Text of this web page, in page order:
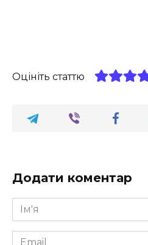
Оцініть статтю
Додати коментар
Ім'я
*
Email